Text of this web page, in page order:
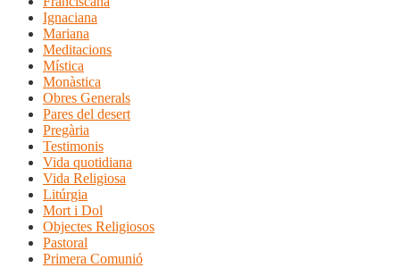
Ignaciana
Mariana
Meditacions
Mística
Monàstica
Obres Generals
Pares del desert
Pregària
Testimonis
Vida quotidiana
Vida Religiosa
Litúrgia
Mort i Dol
Objectes Religiosos
Pastoral
Primera Comunió